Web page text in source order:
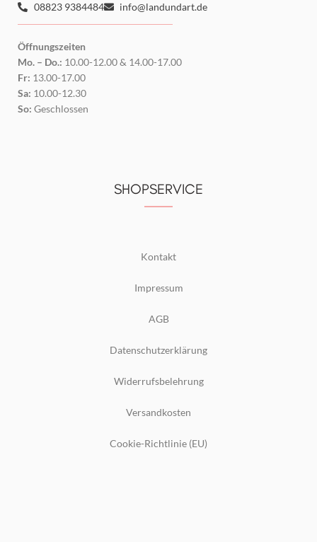
08823 9384484
info@landundart.de
Öffnungszeiten
Mo. – Do.: 10.00-12.00 & 14.00-17.00
Fr: 13.00-17.00
Sa: 10.00-12.30
So: Geschlossen
SHOPSERVICE
Kontakt
Impressum
AGB
Datenschutzerklärung
Widerrufsbelehrung
Versandkosten
Cookie-Richtlinie (EU)